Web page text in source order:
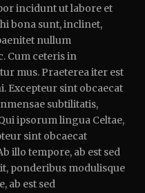
incidunt ut labore et
bona sunt, inclinet,
nullum
Cum ceteris in
mus. Praeterea iter est
Excepteur sint obcaecat
subtilitatis,
ipsorum lingua Celtae,
sint obcaecat
illo tempore, ab est sed
ponderibus modulisque
ab est sed